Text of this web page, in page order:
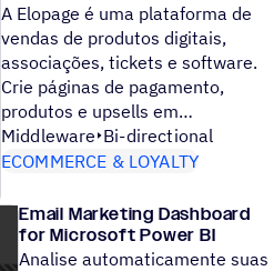
A Elopage é uma plataforma de
vendas de produtos digitais,
associações, tickets e software.
Crie páginas de pagamento,
produtos e upsells em
Middleware Bi-directional
ECOMMERCE & LOYALTY
Email Marketing Dashboard
for Microsoft Power BI
Analise automaticamente suas